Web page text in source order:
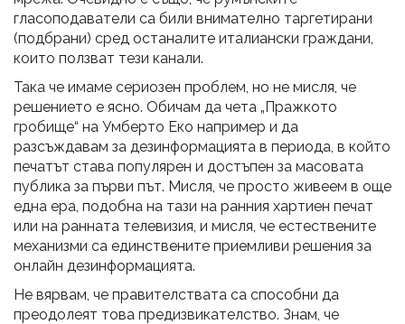
гласоподаватели са били внимателно таргетирани
(подбрани) сред останалите италиански граждани,
които ползват тези канали.
Така че имаме сериозен проблем, но не мисля, че
решението е ясно. Обичам да чета „Пражкото
гробище“ на Умберто Еко например и да
разсъждавам за дезинформацията в периода, в който
печатът става популярен и достъпен за масовата
публика за първи път. Мисля, че просто живеем в още
една ера, подобна на тази на ранния хартиен печат
или на ранната телевизия, и мисля, че естествените
механизми са единствените приемливи решения за
онлайн дезинформацията.
Не вярвам, че правителствата са способни да
преодолеят това предизвикателство. Знам, че